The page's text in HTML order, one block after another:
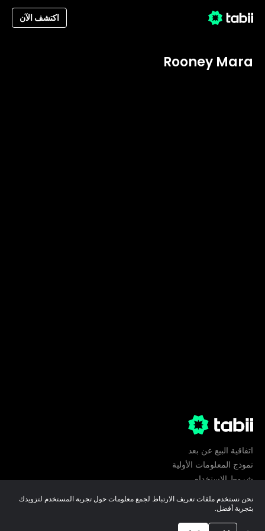
اكتشف الآن
Rooney Mara
اتفاقية البيع عن بعد
نموذج المعلومات الأولية
شروط الإستخدام
تفضيلات ملفات تعريف الارتباط
نحن نستخدم ملفات تعريف الارتباط لجمع معلومات حول تجربة المستخدم لتزويدك
بتجربة أفضل.